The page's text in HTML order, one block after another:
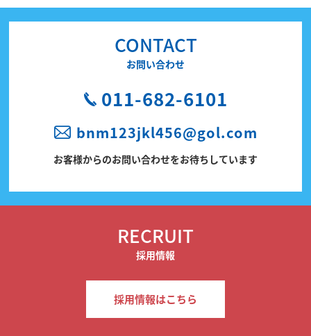
CONTACT
お問い合わせ
011-682-6101
bnm123jkl456@gol.com
お客様からのお問い合わせをお待ちしています
RECRUIT
採用情報
採用情報はこちら